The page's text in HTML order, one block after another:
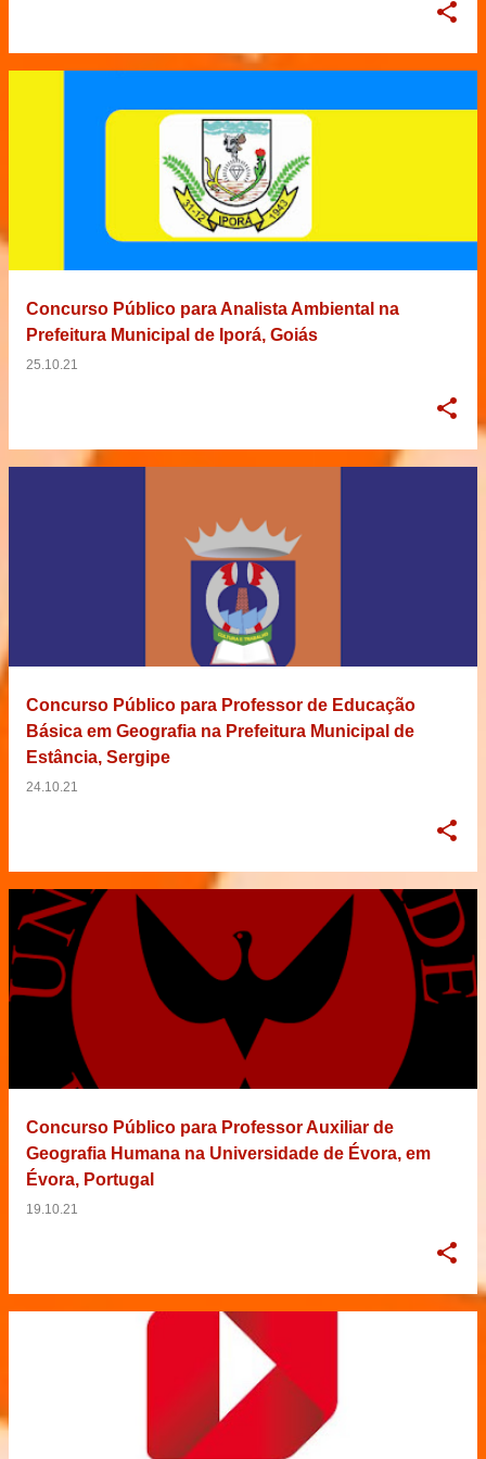
Concurso Público para Analista Ambiental na
Prefeitura Municipal de Iporá, Goiás
25.10.21
Concurso Público para Professor de Educação
Básica em Geografia na Prefeitura Municipal de
Estância, Sergipe
24.10.21
Concurso Público para Professor Auxiliar de
Geografia Humana na Universidade de Évora, em
Évora, Portugal
19.10.21